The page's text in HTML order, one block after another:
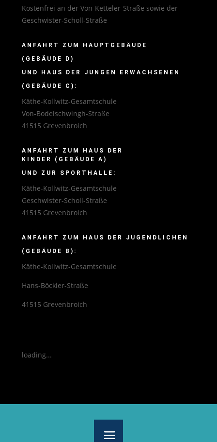
Kostenfrei an der Von-Ketteler-Straße sowie der
Geschwister-Scholl-Straße
ANFAHRT ZUM HAUPTGEBÄUDE
(GEBÄUDE D)
UND HAUS DER JUNGEN ERWACHSENEN
(GEBÄUDE C):
Käthe-Kollwitz-Gesamtschule
Von-Bodelschwingh-Straße
41515 Grevenbroich
ANFAHRT ZUM HAUS DER
KINDER (GEBÄUDE A)
UND ZUR SPORTHALLE:
Käthe-Kollwitz-Gesamtschule
Geschwister-Scholl-Straße
41515 Grevenbroich
ANFAHRT ZUM HAUS DER JUGENDLICHEN
(GEBÄUDE B):
Käthe-Kollwitz-Gesamtschule
Hans-Böckler-Straße
41515 Grevenbroich
loading...